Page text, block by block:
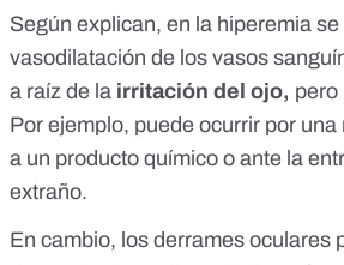
Según explican, en la hiperemia
vasodilatación de los vasos
a raíz de la irritación del ojo, pero
Por ejemplo, puede ocurrir por
a un producto químico o ante la
extraño.
En cambio, los derrames oculares